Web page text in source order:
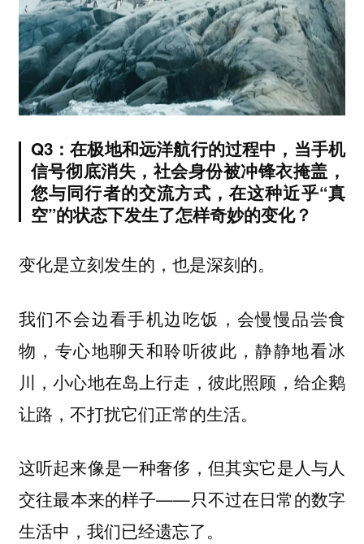
Q3：在极地和远洋航行的过程中，当手机
信号彻底消失，社会身份被冲锋衣掩盖，
您与同行者的交流方式，在这种近乎“真
空”的状态下发生了怎样奇妙的变化？
变化是立刻发生的，也是深刻的。
我们不会边看手机边吃饭，会慢慢品尝食
物，专心地聊天和聆听彼此，静静地看冰
川，小心地在岛上行走，彼此照顾，给企鹅
让路，不打扰它们正常的生活。
这听起来像是一种奢侈，但其实它是人与人
交往最本来的样子——只不过在日常的数字
生活中，我们已经遗忘了。